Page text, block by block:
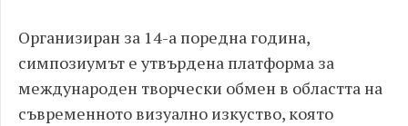
Организиран за 14-а поредна година,
симпозиумът е утвърдена платформа за
международен творчески обмен в областта на
съвременното визуално изкуство, която